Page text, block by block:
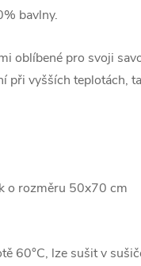
bavlny.
oblíbené pro svoji
při vyšších teplotách,
o rozměru 50x70 cm
60°C, lze sušit v